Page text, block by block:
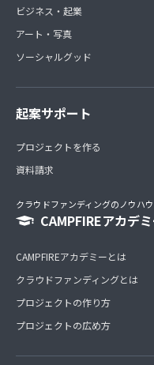
ビジネス・起業
アート・写真
ソーシャルグッド
起案サポート
プロジェクトを作る
資料請求
クラウドファンディングのノウハ
CAMPFIREアカデ
CAMPFIREアカデミーとは
クラウドファンディングとは
プロジェクトの作り方
プロジェクトの広め方